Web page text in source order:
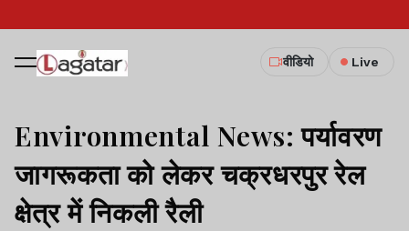
वीडियो Live
Environmental News: पर्यावरण
जागरूकता को लेकर चक्रधरपुर रेल
क्षेत्र में निकली रैली